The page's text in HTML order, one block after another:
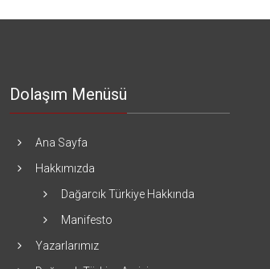
Dolaşım Menüsü
Ana Sayfa
Hakkımızda
Dağarcık Türkiye Hakkında
Manifesto
Yazarlarımız